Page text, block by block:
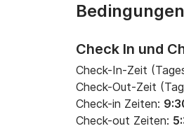
Bedingungen
Check In und
Check-In-Zeit
Check-Out-Zeit
Check-in Zeiten:
Check-out Zeiten: